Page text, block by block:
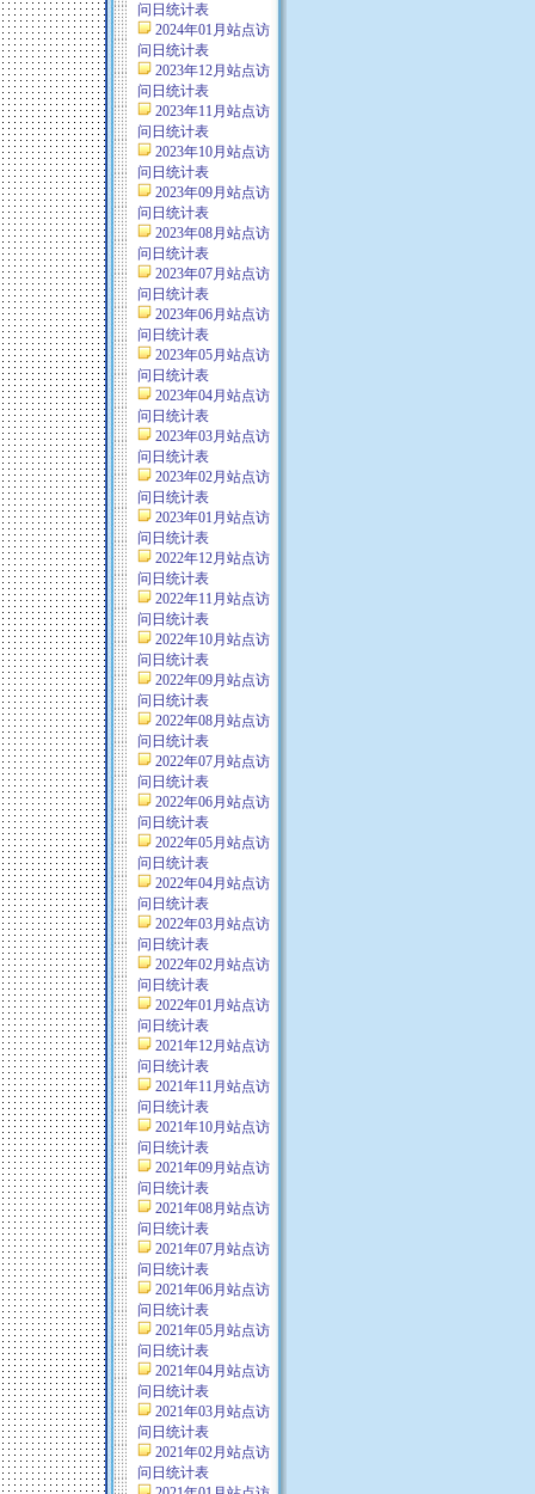
问日统计表
2024年01月站点访
问日统计表
2023年12月站点访
问日统计表
2023年11月站点访
问日统计表
2023年10月站点访
问日统计表
2023年09月站点访
问日统计表
2023年08月站点访
问日统计表
2023年07月站点访
问日统计表
2023年06月站点访
问日统计表
2023年05月站点访
问日统计表
2023年04月站点访
问日统计表
2023年03月站点访
问日统计表
2023年02月站点访
问日统计表
2023年01月站点访
问日统计表
2022年12月站点访
问日统计表
2022年11月站点访
问日统计表
2022年10月站点访
问日统计表
2022年09月站点访
问日统计表
2022年08月站点访
问日统计表
2022年07月站点访
问日统计表
2022年06月站点访
问日统计表
2022年05月站点访
问日统计表
2022年04月站点访
问日统计表
2022年03月站点访
问日统计表
2022年02月站点访
问日统计表
2022年01月站点访
问日统计表
2021年12月站点访
问日统计表
2021年11月站点访
问日统计表
2021年10月站点访
问日统计表
2021年09月站点访
问日统计表
2021年08月站点访
问日统计表
2021年07月站点访
问日统计表
2021年06月站点访
问日统计表
2021年05月站点访
问日统计表
2021年04月站点访
问日统计表
2021年03月站点访
问日统计表
2021年02月站点访
问日统计表